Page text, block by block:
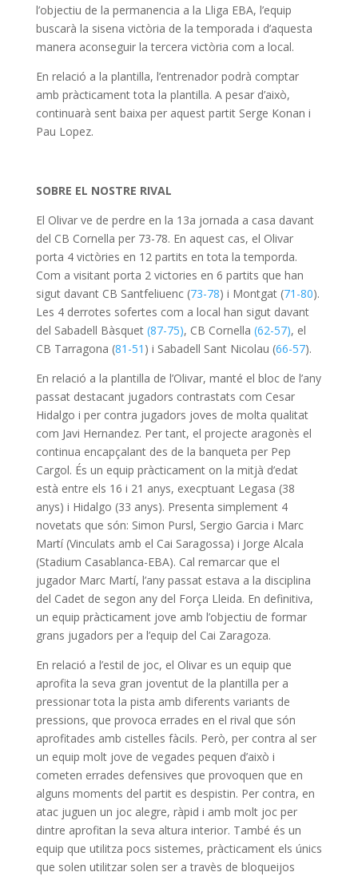
l’objectiu de la permanencia a la Lliga EBA, l’equip
buscarà la sisena victòria de la temporada i d’aquesta
manera aconseguir la tercera victòria com a local.
En relació a la plantilla, l’entrenador podrà comptar
amb pràcticament tota la plantilla. A pesar d’això,
continuarà sent baixa per aquest partit Serge Konan i
Pau Lopez.
SOBRE EL NOSTRE RIVAL
El Olivar ve de perdre en la 13a jornada a casa davant
del CB Cornella per 73-78. En aquest cas, el Olivar
porta 4 victòries en 12 partits en tota la temporda.
Com a visitant porta 2 victories en 6 partits que han
sigut davant CB Santfeliuenc (73-78) i Montgat (71-80).
Les 4 derrotes sofertes com a local han sigut davant
del Sabadell Bàsquet (87-75), CB Cornella (62-57), el
CB Tarragona (81-51 ) i Sabadell Sant Nicolau (66-57).
En relació a la plantilla de l’Olivar, manté el bloc de l’any
passat destacant jugadors contrastats com Cesar
Hidalgo i per contra jugadors joves de molta qualitat
com Javi Hernandez. Per tant, el projecte aragonès el
continua encapçalant des de la banqueta per Pep
Cargol. És un equip pràcticament on la mitjà d’edat
està entre els 16 i 21 anys, execptuant Legasa (38
anys) i Hidalgo (33 anys). Presenta simplement 4
novetats que són: Simon Pursl, Sergio Garcia i Marc
Martí (Vinculats amb el Cai Saragossa) i Jorge Alcala
(Stadium Casablanca-EBA). Cal remarcar que el
jugador Marc Martí, l’any passat estava a la disciplina
del Cadet de segon any del Força Lleida. En definitiva,
un equip pràcticament jove amb l’objectiu de formar
grans jugadors per a l’equip del Cai Zaragoza.
En relació a l’estil de joc, el Olivar es un equip que
aprofita la seva gran joventut de la plantilla per a
pressionar tota la pista amb diferents variants de
pressions, que provoca errades en el rival que són
aprofitades amb cistelles fàcils. Però, per contra al ser
un equip molt jove de vegades pequen d’això i
cometen errades defensives que provoquen que en
alguns moments del partit es despistin. Per contra, en
atac juguen un joc alegre, ràpid i amb molt joc per
dintre aprofitan la seva altura interior. També és un
equip que utilitza pocs sistemes, pràcticament els únics
que solen utilitzar solen ser a travès de bloqueijos